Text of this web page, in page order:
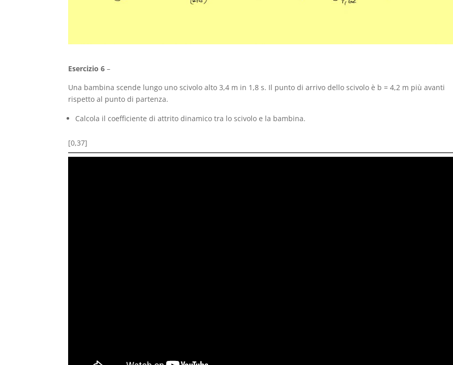
Esercizio 6 –
Una bambina scende lungo uno scivolo alto 3,4 m in 1,8 s. Il punto di arrivo dello scivolo è b = 4,2 m più avanti
rispetto al punto di partenza.
Calcola il coefficiente di attrito dinamico tra lo scivolo e la bambina.
[0,37]